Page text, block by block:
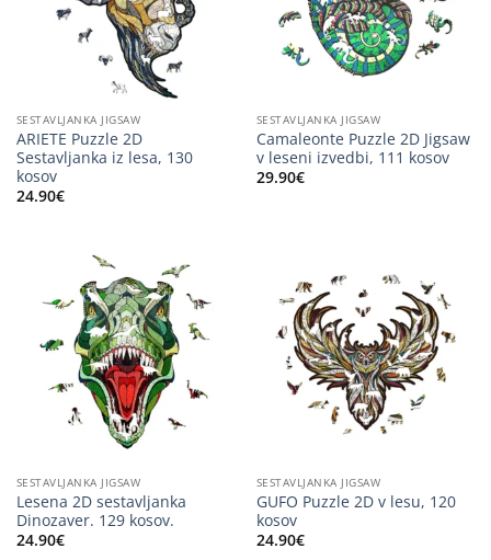
SESTAVLJANKA JIGSAW
ARIETE Puzzle 2D
Sestavljanka iz lesa, 130
kosov
24.90€
SESTAVLJANKA JIGSAW
Camaleonte Puzzle 2D Jigsaw
v leseni izvedbi, 111 kosov
29.90€
SESTAVLJANKA JIGSAW
Lesena 2D sestavljanka
Dinozaver. 129 kosov.
24.90€
SESTAVLJANKA JIGSAW
GUFO Puzzle 2D v lesu, 120
kosov
24.90€